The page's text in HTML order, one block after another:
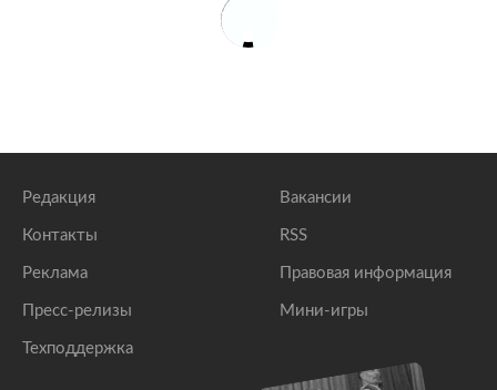
Редакция
Контакты
Реклама
Пресс-релизы
Техподдержка
Вакансии
RSS
Правовая информация
Мини-игры